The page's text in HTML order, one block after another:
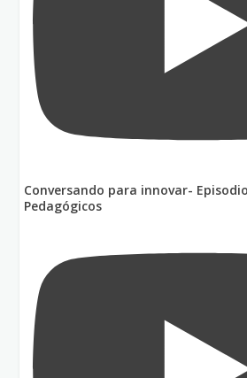
Conversando para innovar-
Pedagógicos